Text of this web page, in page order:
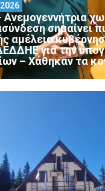
σημαίνει
αμέλεια
για την
– Χάθηκαν τα